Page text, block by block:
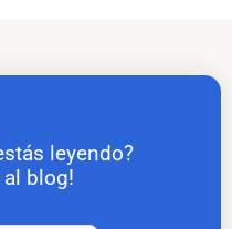
leyendo?
al blog!